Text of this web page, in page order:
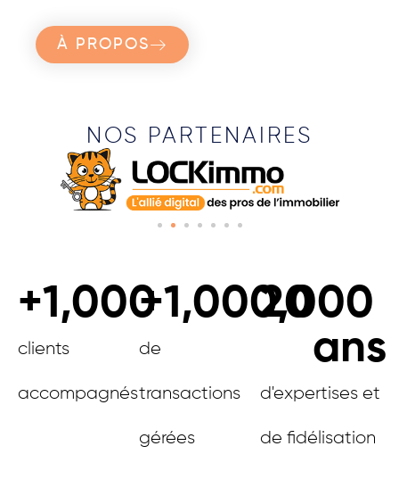
À PROPOS
NOS PARTENAIRES
clients
accompagnés
+1,000
de
transactions
gérées
+1,000,000
d'expertises et
de fidélisation
20
ans